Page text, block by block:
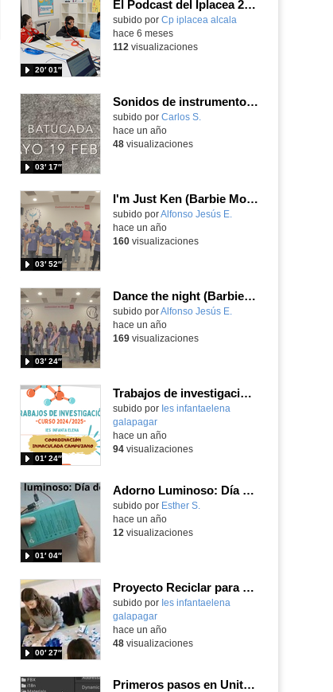
pantalla
El Podcast del Iplacea 2x01
subido por Cp iplacea alcala
20′ 01″
hace 6 meses
112 visualizaciones
Sonidos de instrumentos de batucada hechos con materiales reciclados.
Contenido educativo.
subido por Carlos S.
03′ 17″
hace un año
48visualizaciones
I'm Just Ken (Barbie Movie)
Contenido educativo.
subido porAlfonso Jesús E.
03′ 52″
hace un año
160visualizaciones
Dance the night (Barbie Movie)
Contenido educativo.
subido porAlfonso Jesús E.
03′ 24″
hace un año
169visualizaciones
Trabajos de investigación en Bachillerato 2024-25
subido por Ies infantaelena
galapagar
01′ 24″
-
hace un año
94visualizaciones
Adorno Luminoso: Día de la Paz
Contenido educativo.
subido por Esther S.
01′ 04″
hace un año
12 visualizaciones
Proyecto Reciclar para Crear
subido por Ies infantaelena
galapagar
00′ 27″
-
hace un año
48visualizaciones
Primeros pasos en Unity. Physics Materials